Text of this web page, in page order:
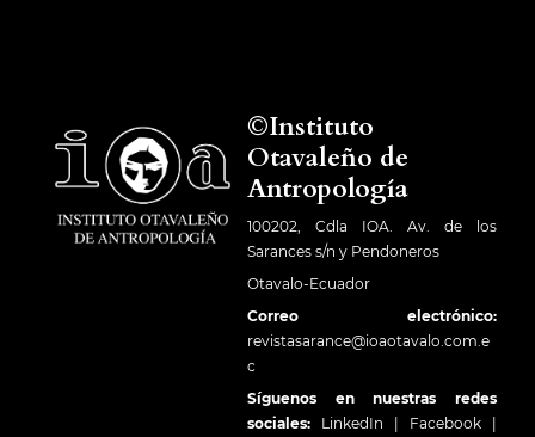
©Instituto
Otavaleño de
Antropología
100202, Cdla IOA. Av. de los
Sarances s/n y Pendoneros
Otavalo-Ecuador
Correo electrónico:
revistasarance@ioaotavalo.com.e
c
Síguenos en nuestras redes
sociales: LinkedIn Facebook